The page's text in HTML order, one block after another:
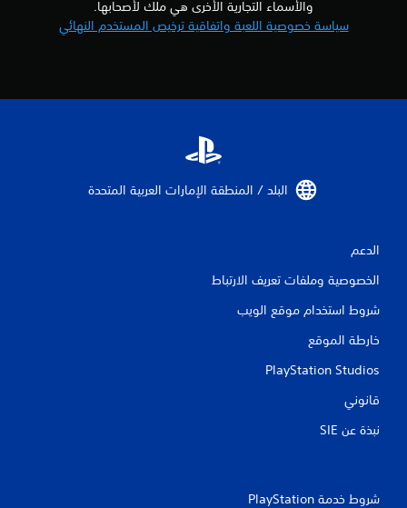
ي
م
والأسماء التجارية الأخرى هي ملك لأصحابها.
سياسة خصوصية اللعبة واتفاقية ترخيص المستخدم النهائي
البلد / المنطقة الإمارات العربية المتحدة‏
الدعم
الخصوصية وملفات تعريف الارتباط
شروط استخدام موقع الويب
خارطة الموقع
PlayStation Studios
قانوني
نبذة عن SIE‏
شروط خدمة PlayStation‏